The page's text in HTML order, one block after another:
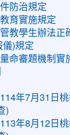
防治規定
育實施規定
教學生辦法正
儀)規定
命審題機制實
年7月31日
)
年8月12日